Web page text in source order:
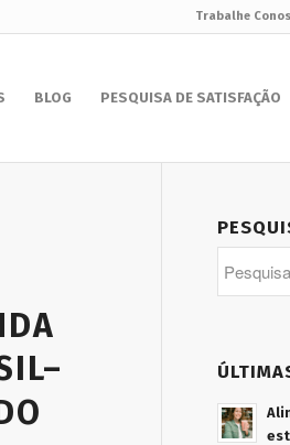
Trabalhe
BLOG PESQUISA DE SATISFAÇÃO